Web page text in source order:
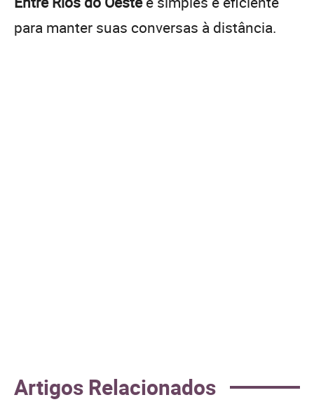
para manter suas conversas à distância.
Artigos Relacionados